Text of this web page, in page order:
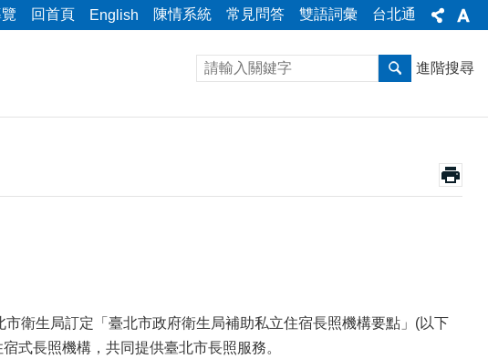
回首頁 English 陳情系統 常見問答 雙語詞彙 台北通
進階搜尋
衛生局訂定「臺北市政府衛生局補助私立住宿長照機構要點」(以下
式長照機構，共同提供臺北市長照服務。